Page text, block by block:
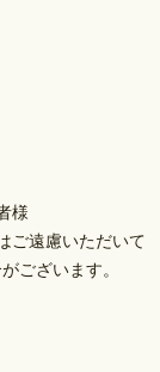
様
ございます。